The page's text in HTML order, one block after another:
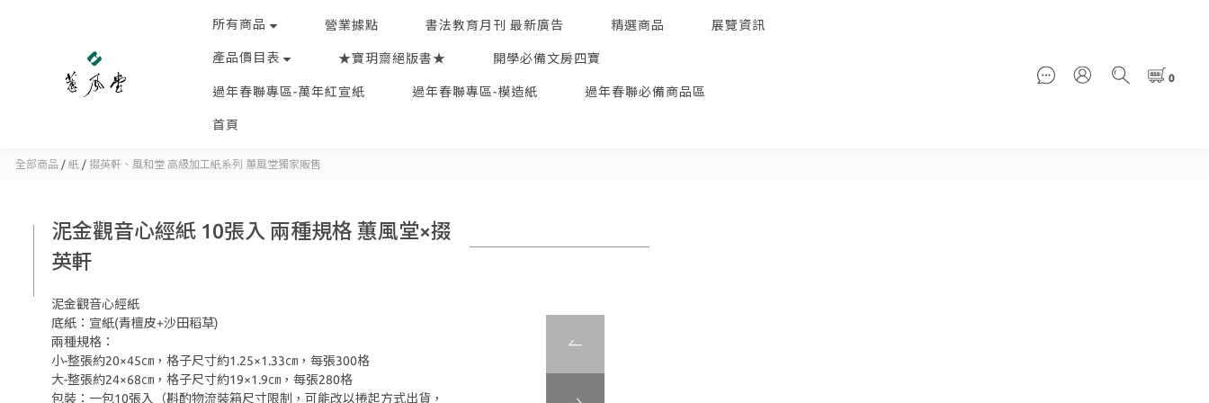
所有商品 營業據點 書法教育月刊 最新廣告 精選商品 展覽資訊
產品價目表 ★寶玥齋絕版書★ 開學必備文房四寶
過年春聯專區-萬年紅宣紙 過年春聯專區-模造紙 過年春聯必備商品區
首頁
全部商品 / 紙 / 掇英軒、風和堂 高級加工紙系列 蕙風堂獨家販售
泥金觀音心經紙 10張入 兩種規格 蕙風堂×掇
英軒
泥金觀音心經紙
底紙：宣紙(青檀皮+沙田稻草)
兩種規格：
小-整張約20×45㎝，格子尺寸約1.25×1.33㎝，每張300格
大-整張約24×68㎝，格子尺寸約19×1.9㎝，每張280格
包裝：一包10張入（斟酌物流裝箱尺寸限制，可能改以捲起方式出貨，